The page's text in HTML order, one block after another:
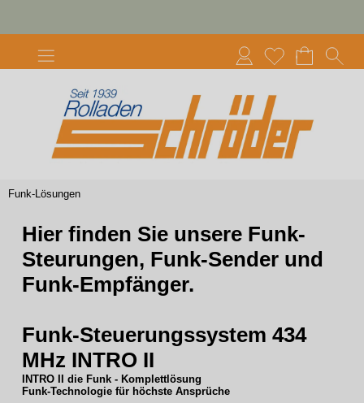
Funk-Lösungen
Hier finden Sie unsere Funk-
Steurungen, Funk-Sender und
Funk-Empfänger.
Funk-Steuerungssystem 434
MHz INTRO II
INTRO II die Funk - Komplettlösung
Funk-Technologie für höchste Ansprüche